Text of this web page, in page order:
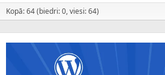
Kopā: 64 (biedri: 0, viesi: 64)